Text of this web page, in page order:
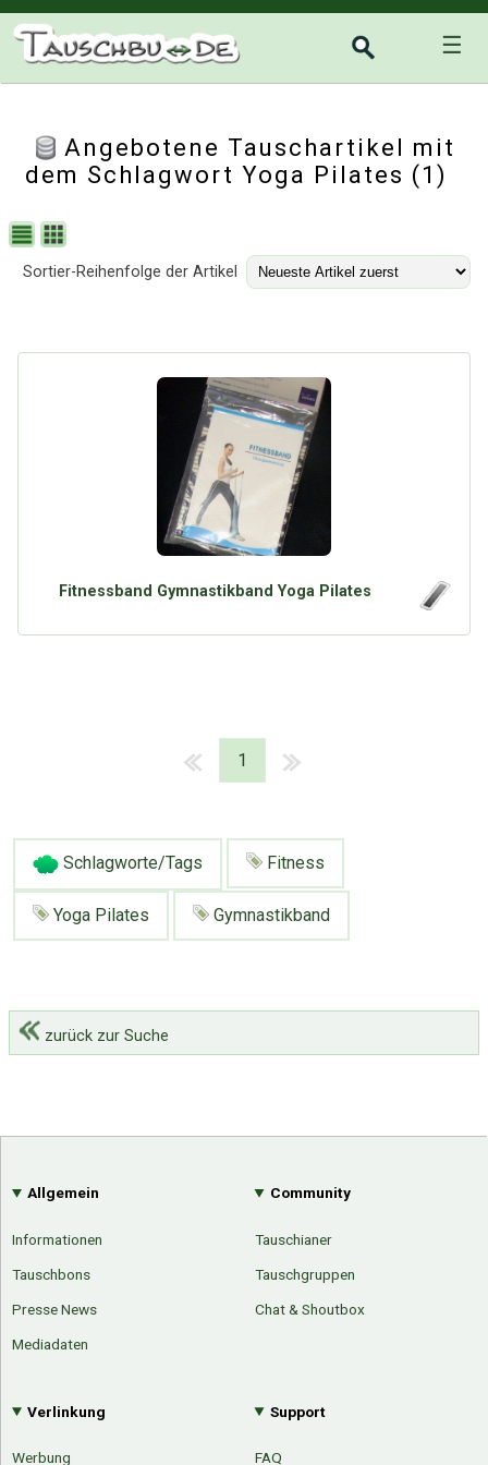
☰
Angebotene Tauschartikel mit
dem Schlagwort Yoga Pilates (1)
Sortier-Reihenfolge der Artikel
Fitnessband Gymnastikband Yoga Pilates
1
Schlagworte/Tags Fitness
Yoga Pilates Gymnastikband
zurück zur Suche
Allgemein
Informationen
Tauschbons
Presse News
Mediadaten
Community
Tauschianer
Tauschgruppen
Chat & Shoutbox
Verlinkung
Werbung
Support
FAQ